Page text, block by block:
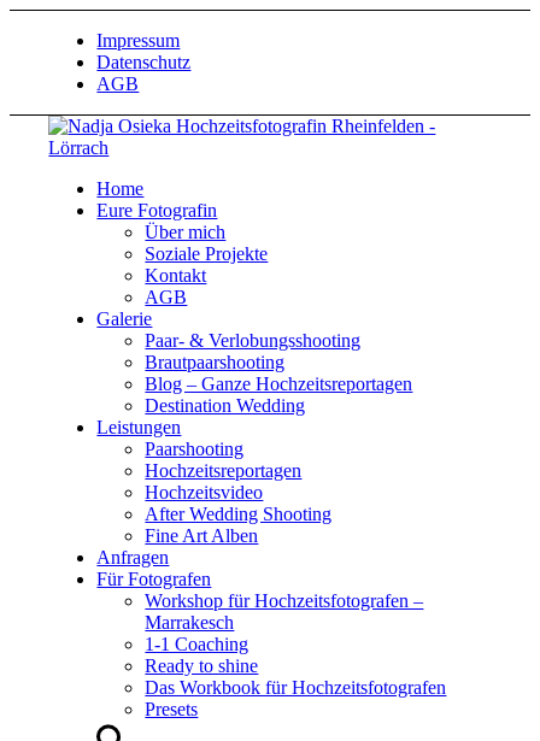
Impressum
Datenschutz
AGB
Home
Eure Fotografin
Über mich
Soziale Projekte
Kontakt
AGB
Galerie
Paar- & Verlobungsshooting
Brautpaarshooting
Blog – Ganze Hochzeitsreportagen
Destination Wedding
Leistungen
Paarshooting
Hochzeitsreportagen
Hochzeitsvideo
After Wedding Shooting
Fine Art Alben
Anfragen
Für Fotografen
Workshop für Hochzeitsfotografen –
Marrakesch
1-1 Coaching
Ready to shine
Das Workbook für Hochzeitsfotografen
Presets